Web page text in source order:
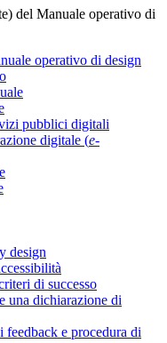
del Manuale operativo di
operativo di design
pubblici digitali
digitale (e-
design
di successo
una dichiarazione di
feedback e procedura di